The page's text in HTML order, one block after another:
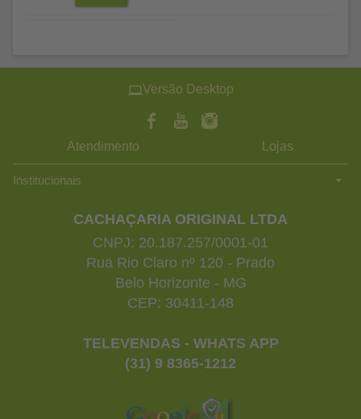
Versão Desktop
Atendimento Lojas
Institucionais
CACHAÇARIA ORIGINAL LTDA
CNPJ: 20.187.257/0001-01
Rua Rio Claro nº 120 - Prado
Belo Horizonte - MG
CEP: 30411-148
TELEVENDAS - WHATS APP
(31) 9 8365-1212